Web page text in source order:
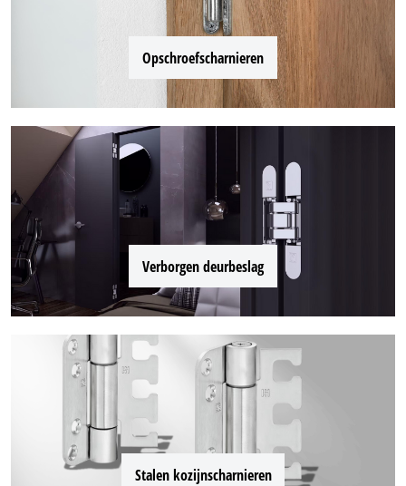
Opschroefscharnieren
Verborgen deurbeslag
Stalen kozijnscharnieren